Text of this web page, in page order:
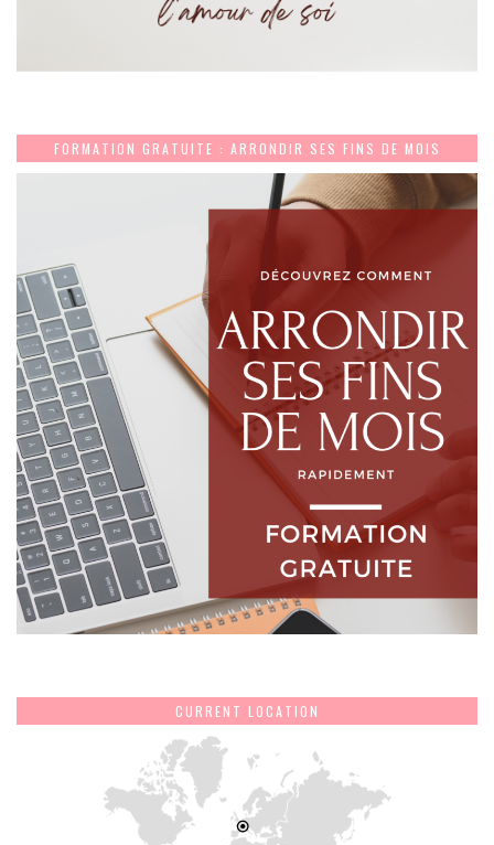
FORMATION GRATUITE : ARRONDIR SES FINS DE MOIS
CURRENT LOCATION